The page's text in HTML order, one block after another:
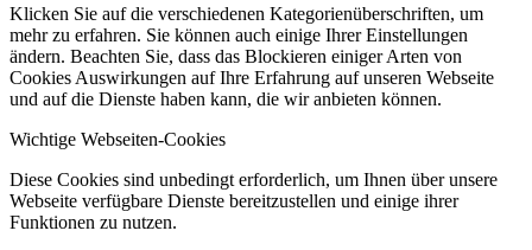
Klicken Sie auf die verschiedenen Kategorienüberschriften, um
mehr zu erfahren. Sie können auch einige Ihrer Einstellungen
ändern. Beachten Sie, dass das Blockieren einiger Arten von
Cookies Auswirkungen auf Ihre Erfahrung auf unseren Webseite
und auf die Dienste haben kann, die wir anbieten können.
Wichtige Webseiten-Cookies
Diese Cookies sind unbedingt erforderlich, um Ihnen über unsere
Webseite verfügbare Dienste bereitzustellen und einige ihrer
Funktionen zu nutzen.